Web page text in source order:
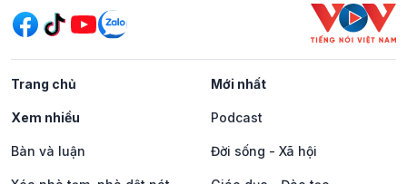
Trang chủ Mới nhất
Xem nhiều Podcast
Bàn và luận Đời sống - Xã hội